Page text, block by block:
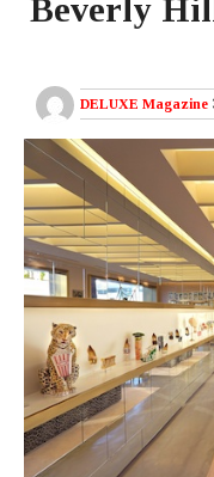
Beverly
DELUXE Magazine